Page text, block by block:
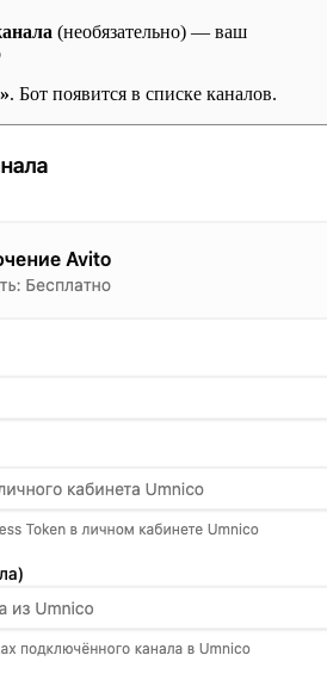
(необязательно) — ваш
. Бот появится в списке каналов.